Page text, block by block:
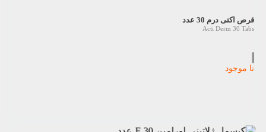
قرص اکتی درم 30 عدد
Acti Derm 30 Tabs
نا موجود